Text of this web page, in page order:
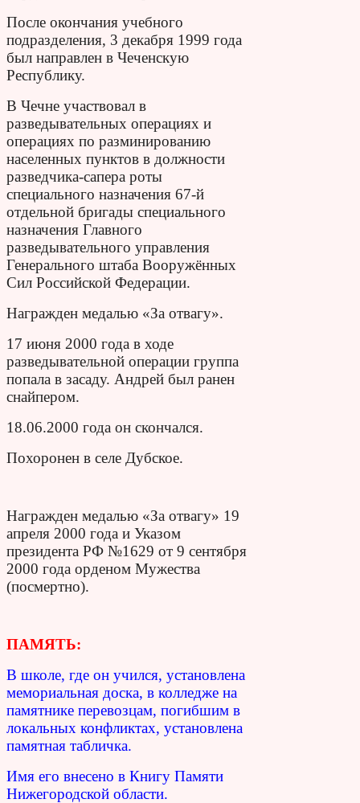
После окончания учебного
подразделения, 3 декабря 1999 года
был направлен в Чеченскую
Республику.
В Чечне участвовал в
разведывательных операциях и
операциях по разминированию
населенных пунктов в должности
разведчика-сапера роты
специального назначения 67-й
отдельной бригады специального
назначения Главного
разведывательного управления
Генерального штаба Вооружённых
Сил Российской Федерации.
Награжден медалью «За отвагу».
17 июня 2000 года в ходе
разведывательной операции группа
попала в засаду. Андрей был ранен
снайпером.
18.06.2000 года он скончался.
Похоронен в селе Дубское.
Награжден медалью «За отвагу» 19
апреля 2000 года и Указом
президента РФ №1629 от 9 сентября
2000 года орденом Мужества
(посмертно).
ПАМЯТЬ:
В школе, где он учился, установлена
мемориальная доска, в колледже на
памятнике перевозцам, погибшим в
локальных конфликтах, установлена
памятная табличка.
Имя его внесено в Книгу Памяти
Нижегородской области.